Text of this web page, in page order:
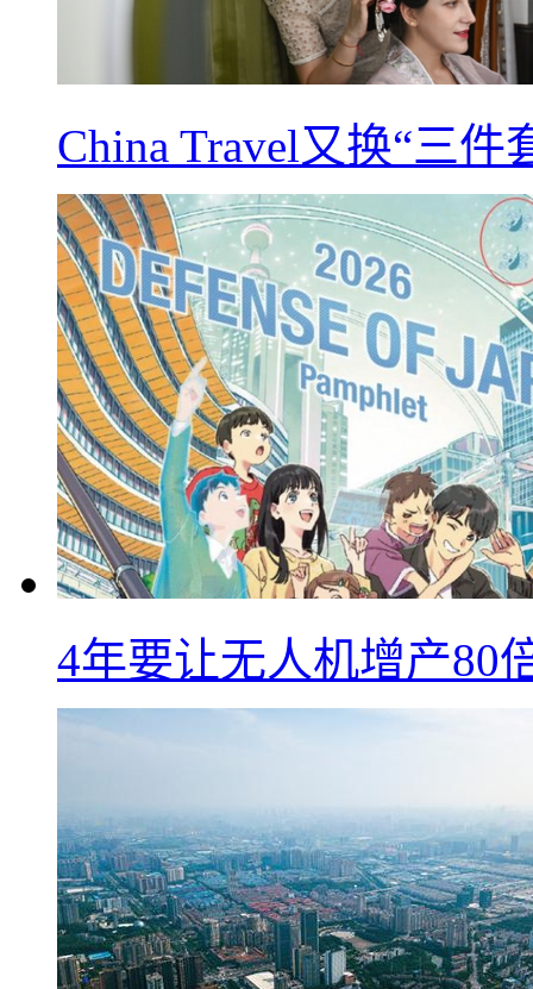
China Travel又换“三
4年要让无人机增产80